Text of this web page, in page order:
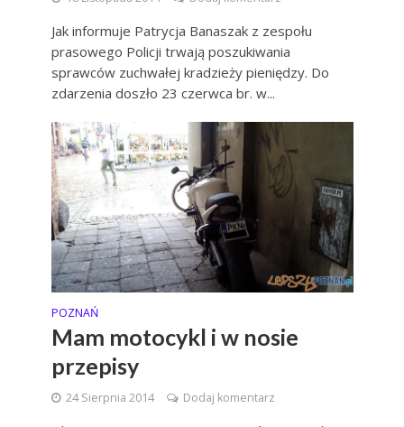
Jak informuje Patrycja Banaszak z zespołu
prasowego Policji trwają poszukiwania
sprawców zuchwałej kradzieży pieniędzy. Do
zdarzenia doszło 23 czerwca br. w...
POZNAŃ
Mam motocykl i w nosie
przepisy
24 Sierpnia 2014 Dodaj komentarz